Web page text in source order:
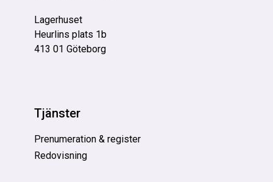
Lagerhuset
Heurlins plats 1b
413 01 Göteborg
Tjänster
Prenumeration & register
Redovisning